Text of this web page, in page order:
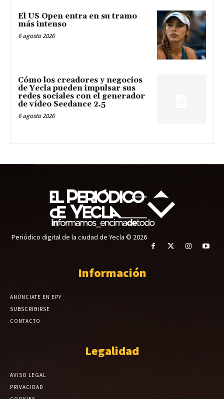
El US Open entra en su tramo
más intenso
6 agosto 2026
Cómo los creadores y negocios
de Yecla pueden impulsar sus
redes sociales con el generador
de vídeo Seedance 2.5
6 agosto 2026
Periódico digital de la ciudad de Yecla © 2026
Información
ANÚNCIATE EN EPY
SUBSCRIBIRSE
CONTACTO
Legalidad
AVISO LEGAL
PRIVACIDAD